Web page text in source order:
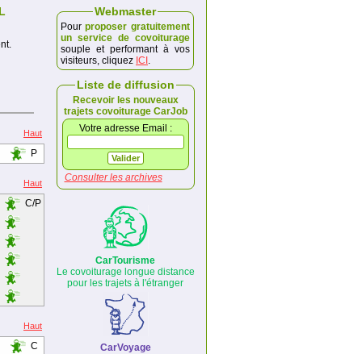
Haut
P
Haut
C/P
Haut
C
Webmaster
Pour proposer gratuitement
un service de covoiturage
souple et performant à vos
visiteurs, cliquez ICI .
Liste de diffusion
Recevoir les nouveaux
trajets covoiturage CarJob
Votre adresse Email :
Consulter les archives
CarTourisme
Le covoiturage longue distance
pour les trajets à l'étranger
CarVoyage